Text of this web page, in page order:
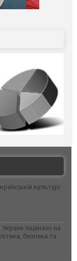
культурі
ліцензію на
безпека та